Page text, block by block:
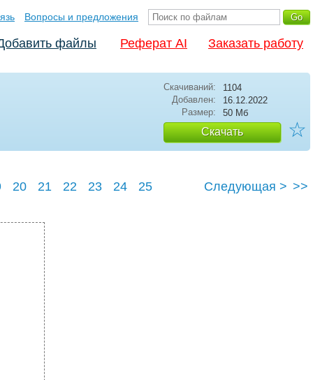
Вопросы и предложения
файлы Реферат AI Заказать работу
Скачиваний:
1104
Добавлен:
16.12.2022
Размер:
50 Мб
Скачать ☆
20 21 22 23 24 25 Следующая > >>